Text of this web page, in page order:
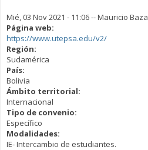
Mié, 03 Nov 2021 - 11:06--Mauricio Baza
Página web:
https://www.utepsa.edu/v2/
Región:
Sudamérica
País:
Bolivia
Ámbito territorial:
Internacional
Tipo de convenio:
Específico
Modalidades:
IE- Intercambio de estudiantes.